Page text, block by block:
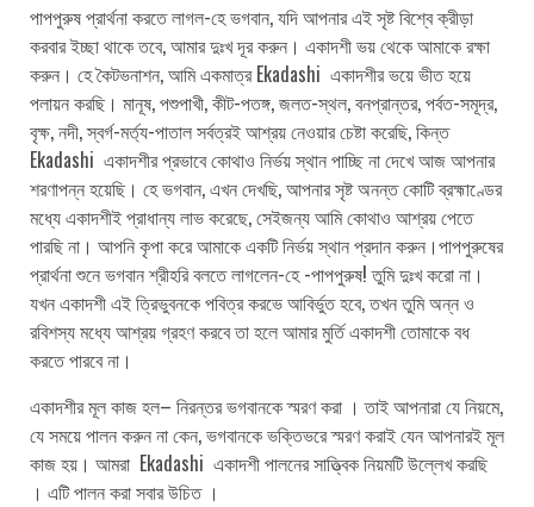
পাপপুরুষ প্রার্থনা করতে লাগল-হে ভগবান, যদি আপনার এই সৃষ্ট বিশ্বে ক্রীড়া
করবার ইচ্ছা থাকে তবে, আমার দুঃখ দূর করুন। একাদশী ভয় থেকে আমাকে রক্ষা
করুন। হে কৈটভনাশন, আমি একমাত্র Ekadashi একাদশীর ভয়ে ভীত হয়ে
পলায়ন করছি। মানূষ, পশুপাখী, কীট-পতঙ্গ, জলত-স্থল, বনপ্রান্তর, পর্বত-সমূদ্র,
বৃক্ষ, নদী, স্বর্গ-মর্ত্য-পাতাল সর্বত্রই আশ্রয় নেওয়ার চেষ্টা করেছি, কিন্ত
Ekadashi একাদশীর প্রভাবে কোথাও নির্ভয় স্থান পাচ্ছি না দেখে আজ আপনার
শরণাপন্ন হয়েছি। হে ভগবান, এখন দেখছি, আপনার সৃষ্ট অনন্ত কোটি ব্রহ্মাণ্ডের
মধ্যে একাদশীই প্রাধান্য লাভ করেছে, সেইজন্য আমি কোথাও আশ্রয় পেতে
পারছি না। আপনি কৃপা করে আমাকে একটি নির্ভয় স্থান প্রদান করুন।পাপপুরুষের
প্রার্থনা শুনে ভগবান শ্রীহরি বলতে লাগলেন-হে -পাপপুরুষ! তুমি দুঃখ করো না।
যখন একাদশী এই ত্রিভুবনকে পবিত্র করভে আবির্ভুত হবে, তখন তুমি অন্ন ও
রবিশস্য মধ্যে আশ্রয় গ্রহণ করবে তা হলে আমার মুর্তি একাদশী তোমাকে বধ
করতে পারবে না।
একাদশীর মূল কাজ হল– নিরন্তর ভগবানকে স্মরণ করা । তাই আপনারা যে নিয়মে,
যে সময়ে পালন করুন না কেন, ভগবানকে ভক্তিভরে স্মরণ করাই যেন আপনারই মূল
কাজ হয়। আমরা Ekadashi একাদশী পালনের সাত্ত্বিক নিয়মটি উল্লেখ করছি
। এটি পালন করা সবার উচিত ।